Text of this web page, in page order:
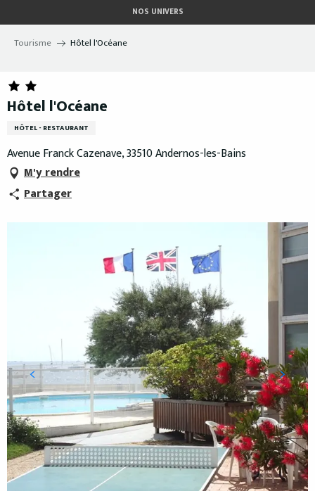
au
contenu
NOS UNIVERS
Tourisme Hôtel l'Océane
Hôtel l'Océane
HÔTEL - RESTAURANT
Avenue Franck Cazenave, 33510 Andernos-les-Bains
M'y rendre
Partager